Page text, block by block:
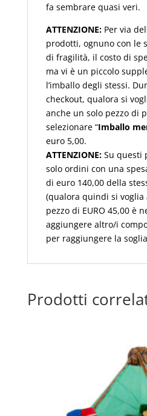
fa sembrare quasi veri.
ATTENZIONE: Per via
prodotti, ognuno con le
di fragilità, il costo di
ma vi è un piccolo
l’imballo degli stessi.
checkout, qualora si
anche un solo pezzo di
selezionare “Imballo
euro 5,00.
ATTENZIONE: Su questi
solo ordini con una
di euro 140,00 della
(qualora quindi si
pezzo di EURO 45,00 è
aggiungere altro/i
per raggiungere la
Prodotti